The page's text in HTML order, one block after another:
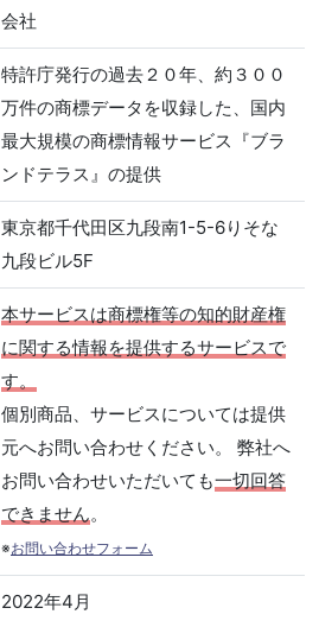
会社
特許庁発行の過去２０年、約３００
万件の商標データを収録した、国内
最大規模の商標情報サービス『ブラ
ンドテラス』の提供
東京都千代田区九段南1-5-6りそな
九段ビル5F
本サービスは商標権等の知的財産権
に関する情報を提供するサービスで
す。
個別商品、サービスについては提供
元へお問い合わせください。 弊社へ
お問い合わせいただいても一切回答
できません。
※お問い合わせフォーム
2022年4月